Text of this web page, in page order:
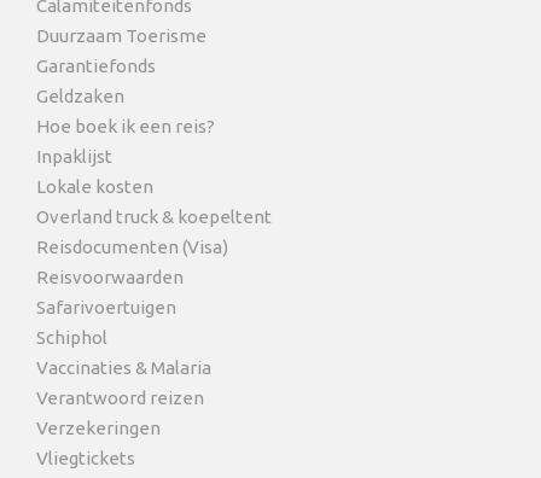
Calamiteitenfonds
Duurzaam Toerisme
Garantiefonds
Geldzaken
Hoe boek ik een reis?
Inpaklijst
Lokale kosten
Overland truck & koepeltent
Reisdocumenten (Visa)
Reisvoorwaarden
Safarivoertuigen
Schiphol
Vaccinaties & Malaria
Verantwoord reizen
Verzekeringen
Vliegtickets